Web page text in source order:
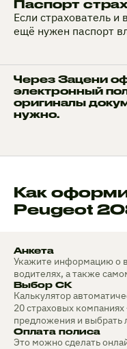
Паспорт
Если страхователь
ещё нужен паспорт
Через Зацени
электронный
оригиналы
нужно.
Как
Peugeot
Анкета
Укажите информацию о
водителях, а также
Выбор СК
Калькулятор
20 страховых
предложения и выбрать
Оплата полиса
Это можно сделать